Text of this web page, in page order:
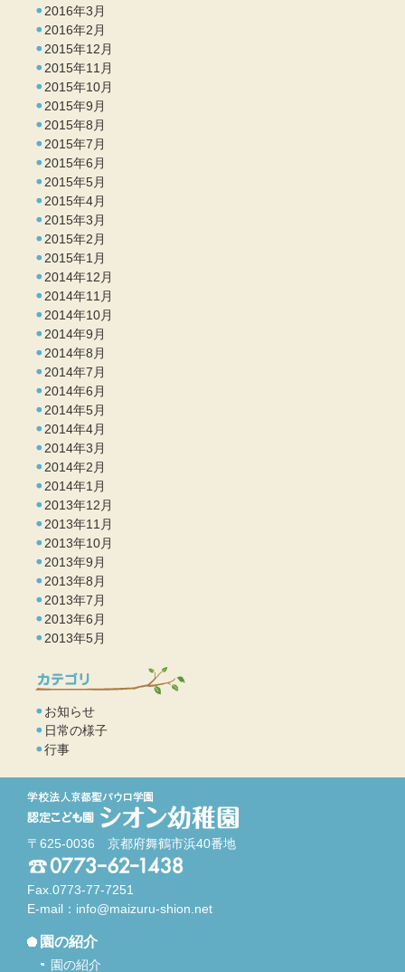
2016年3月
2016年2月
2015年12月
2015年11月
2015年10月
2015年9月
2015年8月
2015年7月
2015年6月
2015年5月
2015年4月
2015年3月
2015年2月
2015年1月
2014年12月
2014年11月
2014年10月
2014年9月
2014年8月
2014年7月
2014年6月
2014年5月
2014年4月
2014年3月
2014年2月
2014年1月
2013年12月
2013年11月
2013年10月
2013年9月
2013年8月
2013年7月
2013年6月
2013年5月
お知らせ
日常の様子
行事
〒625-0036 京都府舞鶴市浜40番地
Fax.0773-77-7251
E-mail： info@maizuru-shion.net
園の紹介
園の紹介